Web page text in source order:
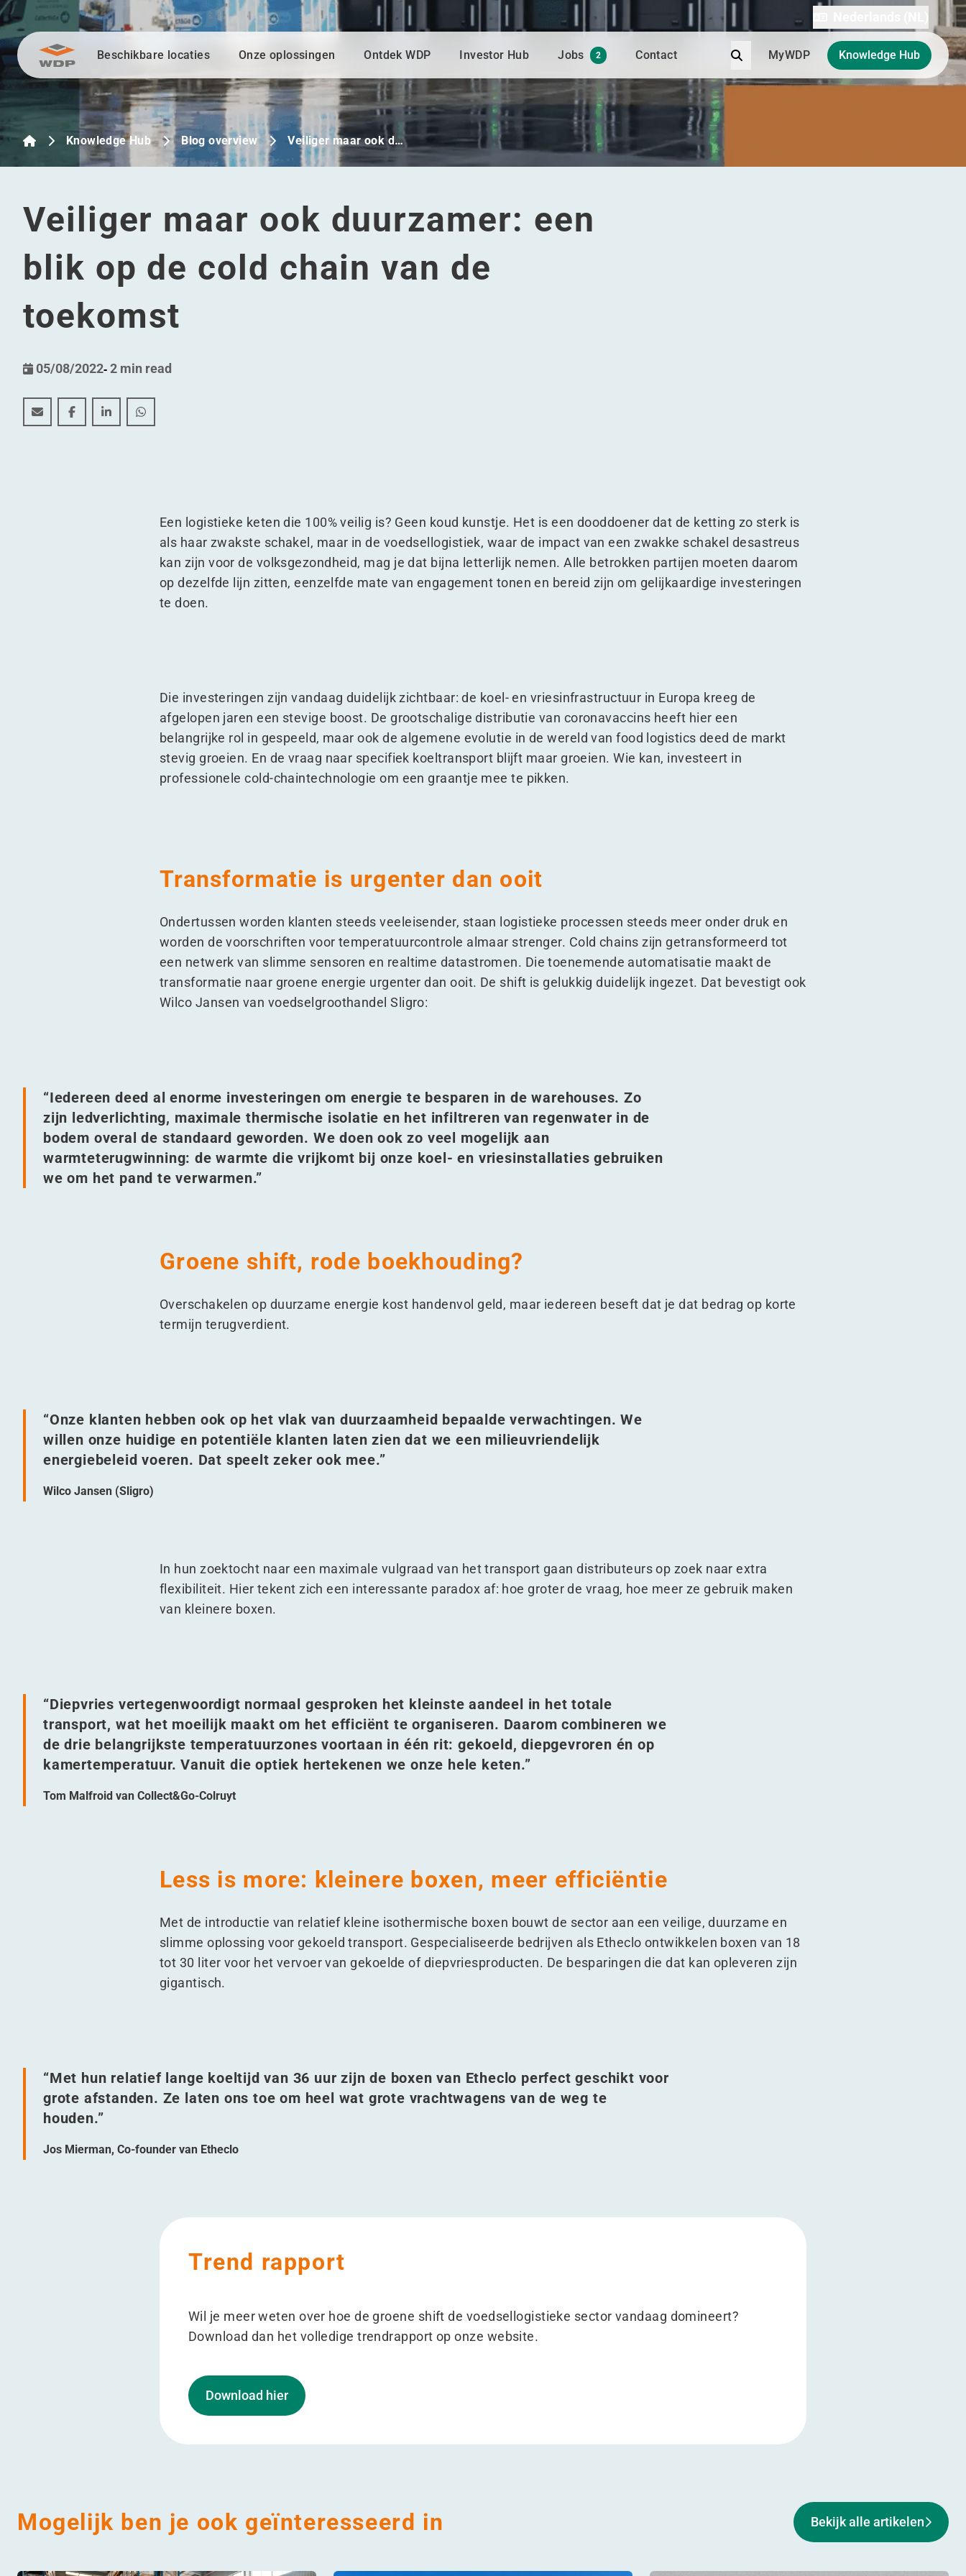
Ga naar inhoudBeschikbare locaties Onze oplossingen Ontdek WDP Investor Hub Jobs 2 Contact ZoekMyWDP Knowledge Hub
Knowledge Hub Blog overview Veiliger maar ook d…
Veiliger maar ook duurzamer: een
blik op de cold chain van de
toekomst
05/08/2022-2 min read
Veiliger maar ook duurzamer: een blik op de cold chain van de toekomst
Veiliger maar ook duurzamer: een blik op de cold chain van de toekomst
Veiliger maar ook duurzamer: een blik op de cold chain van de toekomst
Veiliger maar ook duurzamer: een blik op de cold chain van de toekomst
Een logistieke keten die 100% veilig is? Geen koud kunstje. Het is een dooddoener dat de ketting zo sterk is
als haar zwakste schakel, maar in de voedsellogistiek, waar de impact van een zwakke schakel desastreus
kan zijn voor de volksgezondheid, mag je dat bijna letterlijk nemen. Alle betrokken partijen moeten daarom
op dezelfde lijn zitten, eenzelfde mate van engagement tonen en bereid zijn om gelijkaardige investeringen
te doen.
Die investeringen zijn vandaag duidelijk zichtbaar: de koel- en vriesinfrastructuur in Europa kreeg de
afgelopen jaren een stevige boost. De grootschalige distributie van coronavaccins heeft hier een
belangrijke rol in gespeeld, maar ook de algemene evolutie in de wereld van food logistics deed de markt
stevig groeien. En de vraag naar specifiek koeltransport blijft maar groeien. Wie kan, investeert in
professionele cold-chaintechnologie om een graantje mee te pikken.
Transformatie is urgenter dan ooit
Ondertussen worden klanten steeds veeleisender, staan logistieke processen steeds meer onder druk en
worden de voorschriften voor temperatuurcontrole almaar strenger. Cold chains zijn getransformeerd tot
een netwerk van slimme sensoren en realtime datastromen. Die toenemende automatisatie maakt de
transformatie naar groene energie urgenter dan ooit. De shift is gelukkig duidelijk ingezet. Dat bevestigt ook
Wilco Jansen van voedselgroothandel Sligro:
“Iedereen deed al enorme investeringen om energie te besparen in de warehouses. Zo
zijn ledverlichting, maximale thermische isolatie en het infiltreren van regenwater in de
bodem overal de standaard geworden. We doen ook zo veel mogelijk aan
warmteterugwinning: de warmte die vrijkomt bij onze koel- en vriesinstallaties gebruiken
we om het pand te verwarmen.”
Groene shift, rode boekhouding?
Overschakelen op duurzame energie kost handenvol geld, maar iedereen beseft dat je dat bedrag op korte
termijn terugverdient.
“Onze klanten hebben ook op het vlak van duurzaamheid bepaalde verwachtingen. We
willen onze huidige en potentiële klanten laten zien dat we een milieuvriendelijk
energiebeleid voeren. Dat speelt zeker ook mee.”
Wilco Jansen (Sligro)
In hun zoektocht naar een maximale vulgraad van het transport gaan distributeurs op zoek naar extra
flexibiliteit. Hier tekent zich een interessante paradox af: hoe groter de vraag, hoe meer ze gebruik maken
van kleinere boxen.
“Diepvries vertegenwoordigt normaal gesproken het kleinste aandeel in het totale
transport, wat het moeilijk maakt om het efficiënt te organiseren. Daarom combineren we
de drie belangrijkste temperatuurzones voortaan in één rit: gekoeld, diepgevroren én op
kamertemperatuur. Vanuit die optiek hertekenen we onze hele keten.”
Tom Malfroid van Collect&Go-Colruyt
Less is more: kleinere boxen, meer efficiëntie
Met de introductie van relatief kleine isothermische boxen bouwt de sector aan een veilige, duurzame en
slimme oplossing voor gekoeld transport. Gespecialiseerde bedrijven als Etheclo ontwikkelen boxen van 18
tot 30 liter voor het vervoer van gekoelde of diepvriesproducten. De besparingen die dat kan opleveren zijn
gigantisch.
“Met hun relatief lange koeltijd van 36 uur zijn de boxen van Etheclo perfect geschikt voor
grote afstanden. Ze laten ons toe om heel wat grote vrachtwagens van de weg te
houden.”
Jos Mierman, Co-founder van Etheclo
Trend rapport
Wil je meer weten over hoe de groene shift de voedsellogistieke sector vandaag domineert?
Download dan het volledige trendrapport op onze website.
Download hier
Mogelijk ben je ook geïnteresseerd in Bekijk alle artikelen